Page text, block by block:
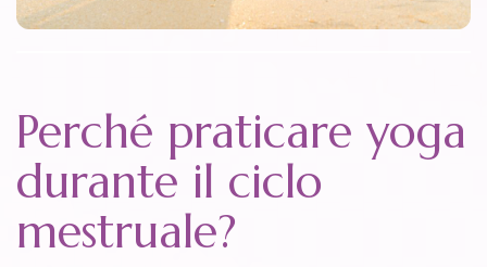
Perché praticare yoga
durante il ciclo
mestruale?